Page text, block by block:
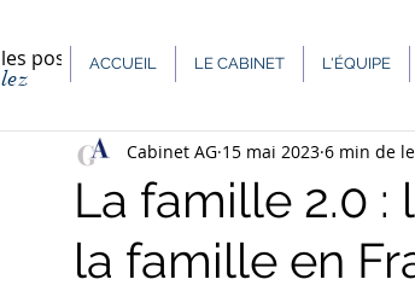
ACCUEIL LE CABINET L'ÉQUIPE
posts Enseignement Urbanisme
Présidentielle Fête des Mères
La famille 2.0
la famille en
Cabinet AG 15 mai 2023 6 min de